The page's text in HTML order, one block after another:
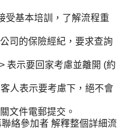
受基本培訓，了解流程重
司的保險經紀，要求查詢
表示要回家考慮並離開 (約
人表示要考慮下，絕不會
文件電郵提交。
絡參加者 解釋整個詳細流